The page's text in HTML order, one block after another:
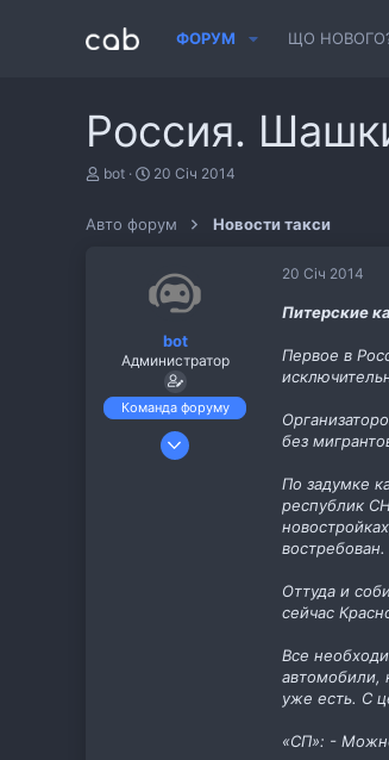
ФОРУМ ЩО
Россия.
А
о
bot
Д
а
в
о
н
я
20 Січ 2014
Авто форум Новости такси
bot
Администратор
Команда форуму
6 Лис 2013
20 Січ 2014
Питерские
Первое в
без
По задумке
республик
востребован.
Оттуда и
сейчас
Все
автомобили,
уже есть. С
«СП»: -